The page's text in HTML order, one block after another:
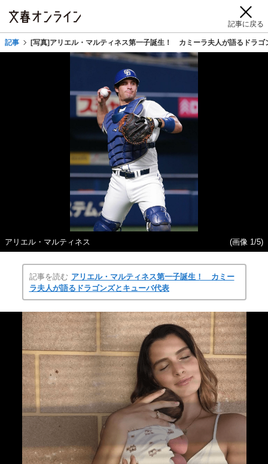
記事に戻る
記事 [写真]アリエル・マルティネス第一子誕生！ カミーラ夫人が語るドラゴ
アリエル・マルティネス (画像 1/5)
記事を読む アリエル・マルティネス第一子誕生！ カミー
ラ夫人が語るドラゴンズとキューバ代表